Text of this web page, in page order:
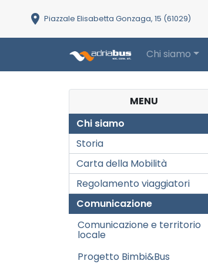
location_on Piazzale Elisabetta Gonzaga, 15 (61029)
Main NavigationChi siamo
MENU
Chi siamo
Storia
Carta della Mobilità
Regolamento viaggiatori
Comunicazione
Comunicazione e territorio
locale
Progetto Bimbi&Bus